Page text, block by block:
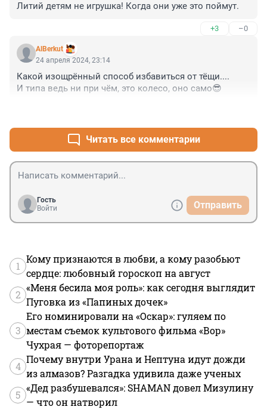
Литий детям не игрушка! Когда они уже это поймут.
+3 –0
AlBerkut
24 апреля 2024, 23:14
Какой изощрённый способ избавиться от тёщи....
И типа ведь ни при чём, это колесо, оно само😎
Читать все комментарии
Гость
Войти
Отправить
1
Кому признаются в любви, а кому разобьют
сердце: любовный гороскоп на август
2
«Меня бесила моя роль»: как сегодня выглядит
Пуговка из «Папиных дочек»
3
Его номинировали на «Оскар»: гуляем по
местам съемок культового фильма «Вор»
Чухрая — фоторепортаж
4
Почему внутри Урана и Нептуна идут дожди
из алмазов? Разгадка удивила даже ученых
5
«Дед разбушевался»: SHAMAN довел Мизулину
— что он натворил